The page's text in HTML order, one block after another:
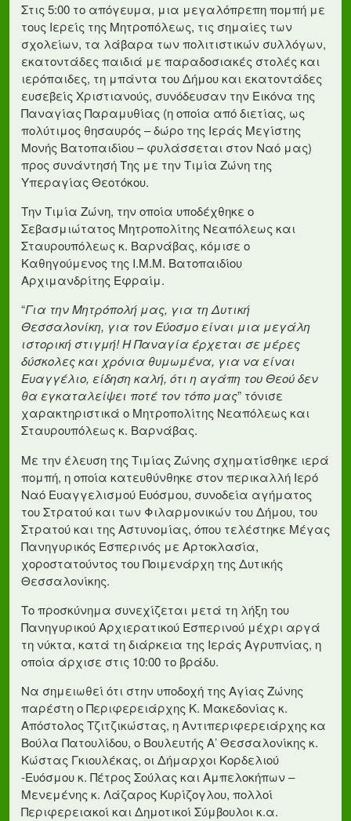
Στις 5:00 το απόγευμα, μια μεγαλόπρεπη πομπή με
τους Ιερείς της Μητροπόλεως, τις σημαίες των
σχολείων, τα λάβαρα των πολιτιστικών συλλόγων,
εκατοντάδες παιδιά με παραδοσιακές στολές και
ιερόπαιδες, τη μπάντα του Δήμου και εκατοντάδες
ευσεβείς Χριστιανούς, συνόδευσαν την Εικόνα της
Παναγίας Παραμυθίας (η οποία από διετίας, ως
πολύτιμος θησαυρός – δώρο της Ιεράς Μεγίστης
Μονής Βατοπαιδίου – φυλάσσεται στον Ναό μας)
προς συνάντησή Της με την Τιμία Ζώνη της
Υπεραγίας Θεοτόκου.
Την Τιμία Ζώνη, την οποία υποδέχθηκε ο
Σεβασμιώτατος Μητροπολίτης Νεαπόλεως και
Σταυρουπόλεως κ. Βαρνάβας, κόμισε ο
Καθηγούμενος της Ι.Μ.Μ. Βατοπαιδίου
Αρχιμανδρίτης Εφραίμ.
“Για την Μητρόπολή μας, για τη Δυτική
Θεσσαλονίκη, για τον Εύοσμο είναι μια μεγάλη
ιστορική στιγμή! Η Παναγία έρχεται σε μέρες
δύσκολες και χρόνια θυμωμένα, για να είναι
Ευαγγέλιο, είδηση καλή, ότι η αγάπη του Θεού δεν
θα εγκαταλείψει ποτέ τον τόπο μας” τόνισε
χαρακτηριστικά ο Μητροπολίτης Νεαπόλεως και
Σταυρουπόλεως κ. Βαρνάβας.
Με την έλευση της Τιμίας Ζώνης σχηματίσθηκε ιερά
πομπή, η οποία κατευθύνθηκε στον περικαλλή Ιερό
Ναό Ευαγγελισμού Ευόσμου, συνοδεία αγήματος
του Στρατού και των Φιλαρμονικών του Δήμου, του
Στρατού και της Αστυνομίας, όπου τελέστηκε Μέγας
Πανηγυρικός Εσπερινός με Αρτοκλασία,
χοροστατούντος του Ποιμενάρχη της Δυτικής
Θεσσαλονίκης.
Το προσκύνημα συνεχίζεται μετά τη λήξη του
Πανηγυρικού Αρχιερατικού Εσπερινού μέχρι αργά
τη νύκτα, κατά τη διάρκεια της Ιεράς Αγρυπνίας, η
οποία άρχισε στις 10:00 το βράδυ.
Να σημειωθεί ότι στην υποδοχή της Αγίας Ζώνης
παρέστη ο Περιφερειάρχης Κ. Μακεδονίας κ.
Απόστολος Τζιτζικώστας, η Αντιπεριφερειάρχης κα
Βούλα Πατουλίδου, ο Βουλευτής Α’ Θεσσαλονίκης κ.
Κώστας Γκιουλέκας, οι Δήμαρχοι Κορδελιού
-Ευόσμου κ. Πέτρος Σούλας και Αμπελοκήπων –
Μενεμένης κ. Λάζαρος Κυρίζογλου, πολλοί
Περιφερειακοί και Δημοτικοί Σύμβουλοι κ.α.